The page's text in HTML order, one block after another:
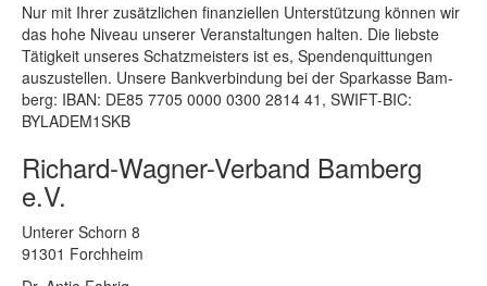
Nur mit Ih­rer zu­sätz­li­chen fi­nan­zi­el­len Un­ter­stüt­zung kön­nen wir
das hohe Ni­veau un­se­rer Ver­an­stal­tun­gen hal­ten. Die liebs­te
Tä­tig­keit un­se­res Schatz­meis­ters ist es, Spen­den­quit­tun­gen
aus­zu­stel­len. Un­se­re Bank­ver­bin­dung bei der Spar­kas­se Bam­
berg: IBAN: DE85 7705 0000 0300 2814 41, SWIFT-BIC:
BYLADEM1SKB
Richard-Wagner-Verband Bamberg
e.V.
Un­te­rer Schorn 8
91301 Forchheim